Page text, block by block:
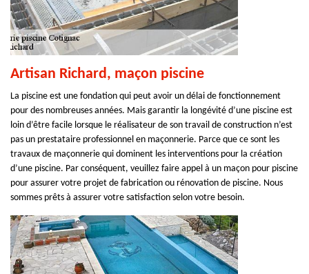
Artisan Richard, maçon piscine
La piscine est une fondation qui peut avoir un délai de fonctionnement
pour des nombreuses années. Mais garantir la longévité d’une piscine est
loin d’être facile lorsque le réalisateur de son travail de construction n’est
pas un prestataire professionnel en maçonnerie. Parce que ce sont les
travaux de maçonnerie qui dominent les interventions pour la création
d’une piscine. Par conséquent, veuillez faire appel à un maçon pour piscine
pour assurer votre projet de fabrication ou rénovation de piscine. Nous
sommes prêts à assurer votre satisfaction selon votre besoin.